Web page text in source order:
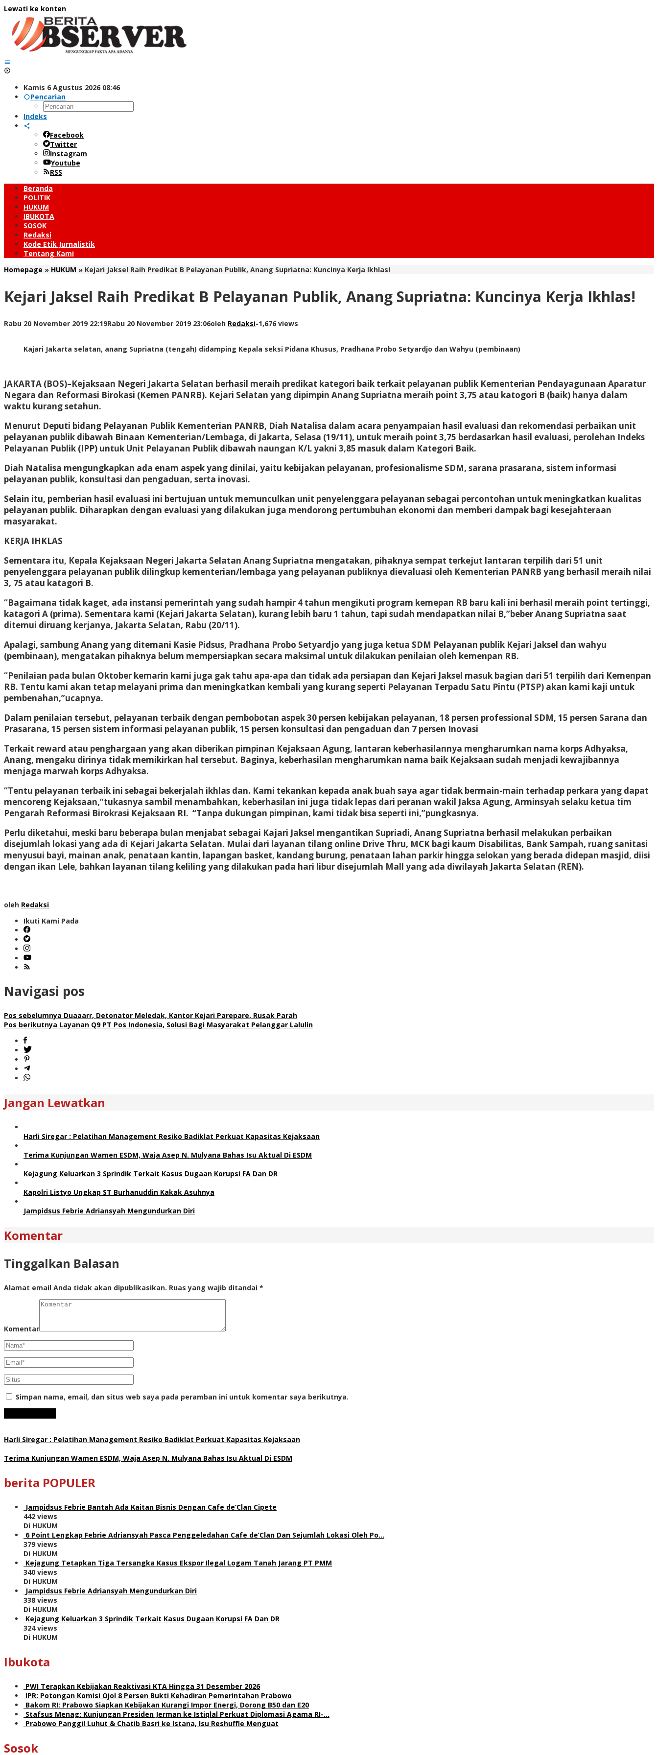
Lewati ke konten
Kamis 6 Agustus 2026 08:46
Pencarian
Indeks
Facebook
Twitter
Instagram
Youtube
RSS
Beranda
POLITIK
HUKUM
IBUKOTA
SOSOK
Redaksi
Kode Etik Jurnalistik
Tentang Kami
Homepage » HUKUM » Kejari Jaksel Raih Predikat B Pelayanan Publik, Anang Supriatna: Kuncinya Kerja Ikhlas!
Kejari Jaksel Raih Predikat B Pelayanan Publik, Anang Supriatna: Kuncinya Kerja Ikhlas!
Rabu 20 November 2019 22:19Rabu 20 November 2019 23:06oleh Redaksi-1,676 views
Kajari Jakarta selatan, anang Supriatna (tengah) didamping Kepala seksi Pidana Khusus, Pradhana Probo Setyardjo dan Wahyu (pembinaan)
JAKARTA (BOS)–Kejaksaan Negeri Jakarta Selatan berhasil meraih predikat kategori baik terkait pelayanan publik Kementerian Pendayagunaan Aparatur
Negara dan Reformasi Birokasi (Kemen PANRB). Kejari Selatan yang dipimpin Anang Supriatna meraih point 3,75 atau katogori B (baik) hanya dalam
waktu kurang setahun.
Menurut Deputi bidang Pelayanan Publik Kementerian PANRB, Diah Natalisa dalam acara penyampaian hasil evaluasi dan rekomendasi perbaikan unit
pelayanan publik dibawah Binaan Kementerian/Lembaga, di Jakarta, Selasa (19/11), untuk meraih point 3,75 berdasarkan hasil evaluasi, perolehan Indeks
Pelayanan Publik (IPP) untuk Unit Pelayanan Publik dibawah naungan K/L yakni 3,85 masuk dalam Kategori Baik.
Diah Natalisa mengungkapkan ada enam aspek yang dinilai, yaitu kebijakan pelayanan, profesionalisme SDM, sarana prasarana, sistem informasi
pelayanan publik, konsultasi dan pengaduan, serta inovasi.
Selain itu, pemberian hasil evaluasi ini bertujuan untuk memunculkan unit penyelenggara pelayanan sebagai percontohan untuk meningkatkan kualitas
pelayanan publik. Diharapkan dengan evaluasi yang dilakukan juga mendorong pertumbuhan ekonomi dan memberi dampak bagi kesejahteraan
masyarakat.
KERJA IHKLAS
Sementara itu, Kepala Kejaksaan Negeri Jakarta Selatan Anang Supriatna mengatakan, pihaknya sempat terkejut lantaran terpilih dari 51 unit
penyelenggara pelayanan publik dilingkup kementerian/lembaga yang pelayanan publiknya dievaluasi oleh Kementerian PANRB yang berhasil meraih nilai
3, 75 atau katagori B.
“Bagaimana tidak kaget, ada instansi pemerintah yang sudah hampir 4 tahun mengikuti program kemepan RB baru kali ini berhasil meraih point tertinggi,
katagori A (prima). Sementara kami (Kejari Jakarta Selatan), kurang lebih baru 1 tahun, tapi sudah mendapatkan nilai B,”beber Anang Supriatna saat
ditemui diruang kerjanya, Jakarta Selatan, Rabu (20/11).
Apalagi, sambung Anang yang ditemani Kasie Pidsus, Pradhana Probo Setyardjo yang juga ketua SDM Pelayanan publik Kejari Jaksel dan wahyu
(pembinaan), mengatakan pihaknya belum mempersiapkan secara maksimal untuk dilakukan penilaian oleh kemenpan RB.
“Penilaian pada bulan Oktober kemarin kami juga gak tahu apa-apa dan tidak ada persiapan dan Kejari Jaksel masuk bagian dari 51 terpilih dari Kemenpan
RB. Tentu kami akan tetap melayani prima dan meningkatkan kembali yang kurang seperti Pelayanan Terpadu Satu Pintu (PTSP) akan kami kaji untuk
pembenahan,”ucapnya.
Dalam penilaian tersebut, pelayanan terbaik dengan pembobotan aspek 30 persen kebijakan pelayanan, 18 persen professional SDM, 15 persen Sarana dan
Prasarana, 15 persen sistem informasi pelayanan publik, 15 persen konsultasi dan pengaduan dan 7 persen Inovasi
Terkait reward atau penghargaan yang akan diberikan pimpinan Kejaksaan Agung, lantaran keberhasilannya mengharumkan nama korps Adhyaksa,
Anang, mengaku dirinya tidak memikirkan hal tersebut. Baginya, keberhasilan mengharumkan nama baik Kejaksaan sudah menjadi kewajibannya
menjaga marwah korps Adhyaksa.
“Tentu pelayanan terbaik ini sebagai bekerjalah ikhlas dan. Kami tekankan kepada anak buah saya agar tidak bermain-main terhadap perkara yang dapat
mencoreng Kejaksaan,”tukasnya sambil menambahkan, keberhasilan ini juga tidak lepas dari peranan wakil Jaksa Agung, Arminsyah selaku ketua tim
Pengarah Reformasi Birokrasi Kejaksaan RI. “Tanpa dukungan pimpinan, kami tidak bisa seperti ini,”pungkasnya.
Perlu diketahui, meski baru beberapa bulan menjabat sebagai Kajari Jaksel mengantikan Supriadi, Anang Supriatna berhasil melakukan perbaikan
disejumlah lokasi yang ada di Kejari Jakarta Selatan. Mulai dari layanan tilang online Drive Thru, MCK bagi kaum Disabilitas, Bank Sampah, ruang sanitasi
menyusui bayi, mainan anak, penataan kantin, lapangan basket, kandang burung, penataan lahan parkir hingga selokan yang berada didepan masjid, diisi
dengan ikan Lele, bahkan layanan tilang keliling yang dilakukan pada hari libur disejumlah Mall yang ada diwilayah Jakarta Selatan (REN).
oleh Redaksi
Ikuti Kami Pada
Navigasi pos
Pos sebelumnya Duaaarr, Detonator Meledak, Kantor Kejari Parepare, Rusak Parah
Pos berikutnya Layanan Q9 PT Pos Indonesia, Solusi Bagi Masyarakat Pelanggar Lalulin
Jangan Lewatkan
Harli Siregar : Pelatihan Management Resiko Badiklat Perkuat Kapasitas Kejaksaan
Terima Kunjungan Wamen ESDM, Waja Asep N. Mulyana Bahas Isu Aktual Di ESDM
Kejagung Keluarkan 3 Sprindik Terkait Kasus Dugaan Korupsi FA Dan DR
Kapolri Listyo Ungkap ST Burhanuddin Kakak Asuhnya
Jampidsus Febrie Adriansyah Mengundurkan Diri
Komentar
Tinggalkan Balasan
Alamat email Anda tidak akan dipublikasikan. Ruas yang wajib ditandai *
Komentar
Simpan nama, email, dan situs web saya pada peramban ini untuk komentar saya berikutnya.
Harli Siregar : Pelatihan Management Resiko Badiklat Perkuat Kapasitas Kejaksaan
Terima Kunjungan Wamen ESDM, Waja Asep N. Mulyana Bahas Isu Aktual Di ESDM
berita POPULER
Jampidsus Febrie Bantah Ada Kaitan Bisnis Dengan Cafe de’Clan Cipete
442 views
Di HUKUM
6 Point Lengkap Febrie Adriansyah Pasca Penggeledahan Cafe de’Clan Dan Sejumlah Lokasi Oleh Po…
379 views
Di HUKUM
Kejagung Tetapkan Tiga Tersangka Kasus Ekspor Ilegal Logam Tanah Jarang PT PMM
340 views
Di HUKUM
Jampidsus Febrie Adriansyah Mengundurkan Diri
338 views
Di HUKUM
Kejagung Keluarkan 3 Sprindik Terkait Kasus Dugaan Korupsi FA Dan DR
324 views
Di HUKUM
Ibukota
PWI Terapkan Kebijakan Reaktivasi KTA Hingga 31 Desember 2026
IPR: Potongan Komisi Ojol 8 Persen Bukti Kehadiran Pemerintahan Prabowo
Bakom RI: Prabowo Siapkan Kebijakan Kurangi Impor Energi, Dorong B50 dan E20
Stafsus Menag: Kunjungan Presiden Jerman ke Istiqlal Perkuat Diplomasi Agama RI-…
Prabowo Panggil Luhut & Chatib Basri ke Istana, Isu Reshuffle Menguat
Sosok